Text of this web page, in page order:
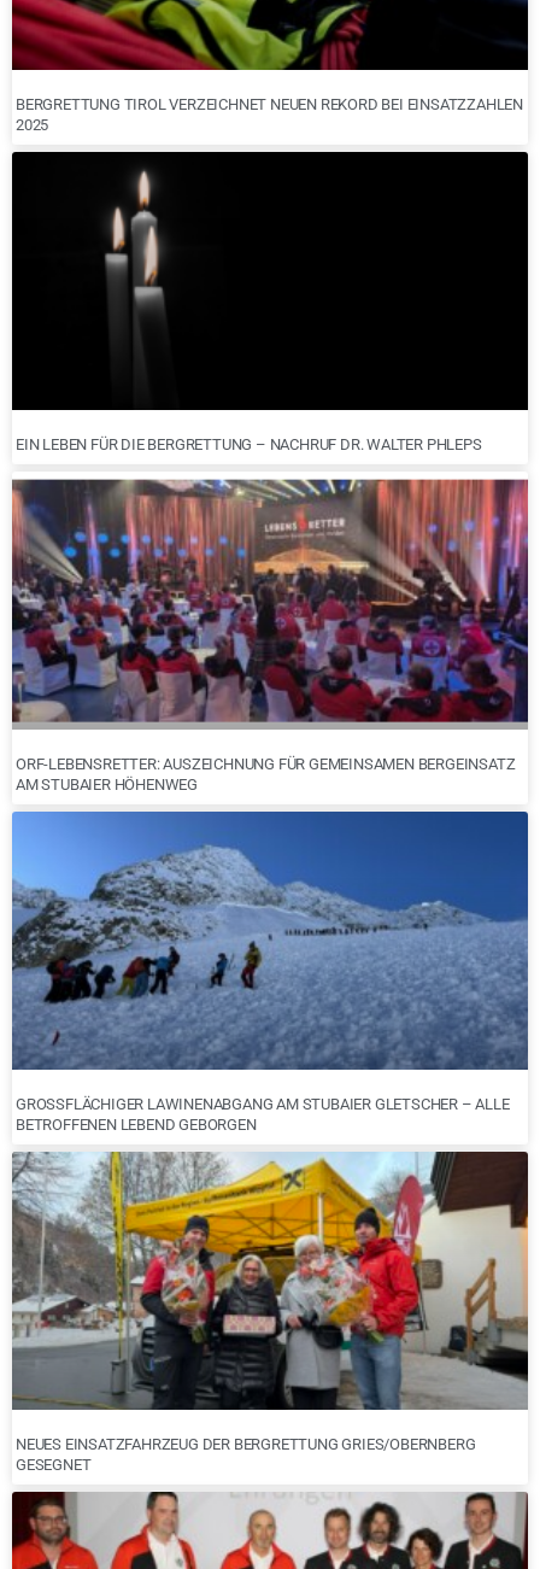
BERGRETTUNG TIROL VERZEICHNET NEUEN REKORD BEI EINSATZZAHLEN
2025
EIN LEBEN FÜR DIE BERGRETTUNG – NACHRUF DR. WALTER PHLEPS
ORF-LEBENSRETTER: AUSZEICHNUNG FÜR GEMEINSAMEN BERGEINSATZ
AM STUBAIER HÖHENWEG
GROSSFLÄCHIGER LAWINENABGANG AM STUBAIER GLETSCHER – ALLE B
ETROFFENEN LEBEND GEBORGEN
NEUES EINSATZFAHRZEUG DER BERGRETTUNG GRIES/OBERNBERG
GESEGNET